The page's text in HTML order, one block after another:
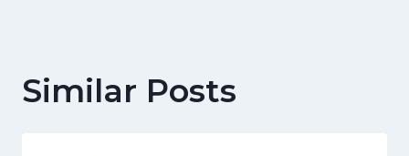
Similar Posts